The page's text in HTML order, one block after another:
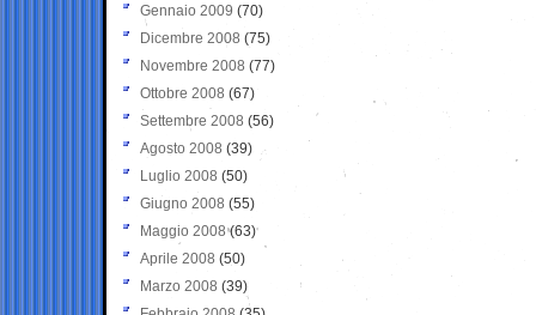
Gennaio 2009 (70)
Dicembre 2008 (75)
Novembre 2008 (77)
Ottobre 2008 (67)
Settembre 2008 (56)
Agosto 2008 (39)
Luglio 2008 (50)
Giugno 2008 (55)
Maggio 2008(63)
Aprile 2008 (50)
Marzo 2008 (39)